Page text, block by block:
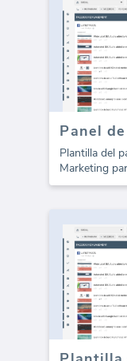
Plantilla del
Marketing